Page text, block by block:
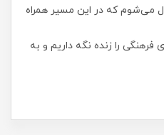
می‌شوم که در این مسیر همراه
فرهنگی را زنده نگه داریم و به